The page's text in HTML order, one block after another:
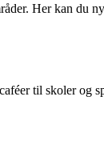
Her kan du
til skoler